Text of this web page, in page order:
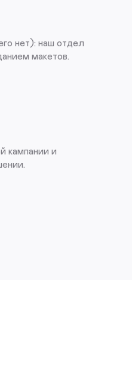
нет): наш отдел
макетов.
кампании и